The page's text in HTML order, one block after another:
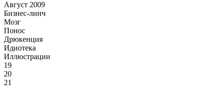
Август 2009
Бизнес-линч
Мозг
Понос
Дрюкенция
Идиотека
Иллюстрации
19
20
21